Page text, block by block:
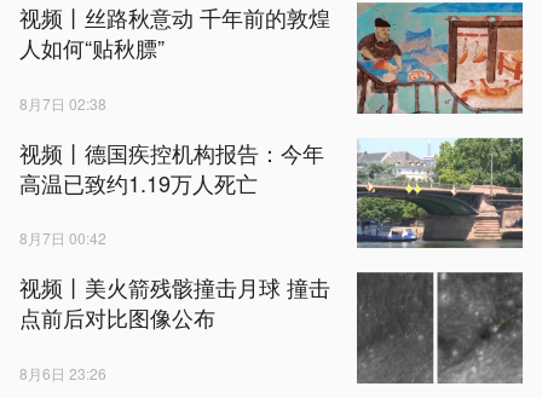
视频丨丝路秋意动 千年前的敦煌
人如何“贴秋膘”
8月7日 02:38
视频丨德国疾控机构报告：今年
高温已致约1.19万人死亡
8月7日 00:42
视频丨美火箭残骸撞击月球 撞击
点前后对比图像公布
8月6日 23:26